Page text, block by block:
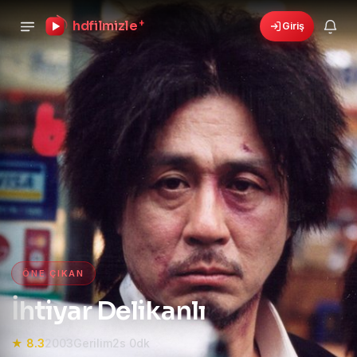
hdfilmizle + Giriş
🎁 6 yeni fırsat! Bonusları gör›
HD Film izle — HD Film İzle,
ÖNE ÇIKAN
İhtiyar Delikanlı
★ 8.32003 Gerilim2s 0dk